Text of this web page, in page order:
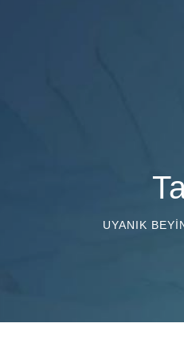
UYANIK